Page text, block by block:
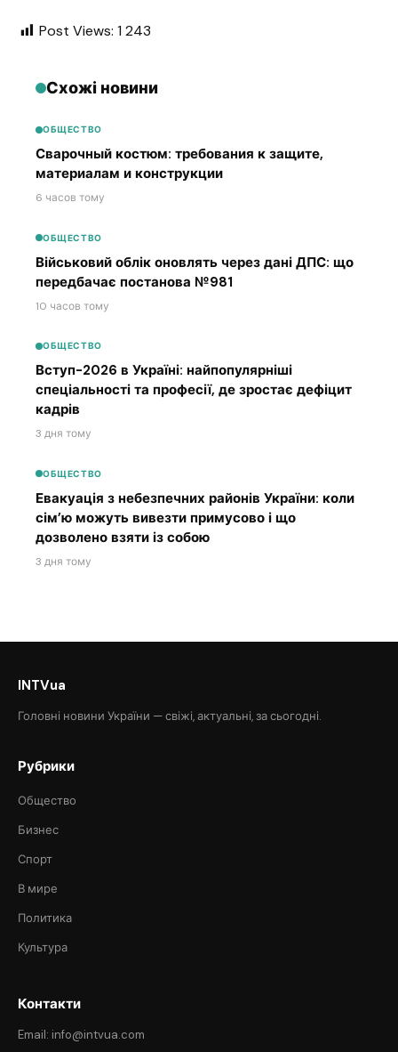
Post Views: 1 243
Схожі новини
ОБЩЕСТВО
Сварочный костюм: требования к защите,
материалам и конструкции
6 часов тому
ОБЩЕСТВО
Військовий облік оновлять через дані ДПС: що
передбачає постанова №981
10 часов тому
ОБЩЕСТВО
Вступ-2026 в Україні: найпопулярніші
спеціальності та професії, де зростає дефіцит
кадрів
3 дня тому
ОБЩЕСТВО
Евакуація з небезпечних районів України: коли
сім’ю можуть вивезти примусово і що
дозволено взяти із собою
3 дня тому
INTVua
Головні новини України — свіжі, актуальні, за сьогодні.
Рубрики
Общество
Бизнес
Спорт
В мире
Политика
Культура
Контакти
Email: info@intvua.com